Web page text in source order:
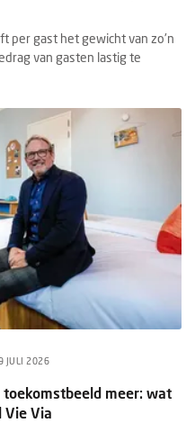
per gast het gewicht van zo'n
van gasten lastig te
JULI 2026
meer: wat
Vie Via